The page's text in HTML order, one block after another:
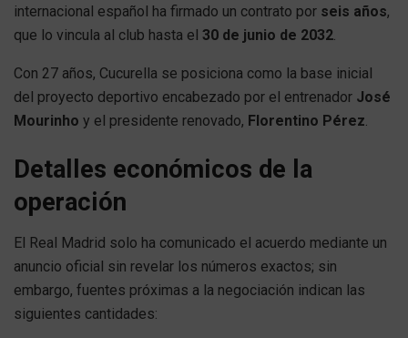
internacional español ha firmado un contrato por seis años,
que lo vincula al club hasta el 30 de junio de 2032
Con 27 años, Cucurella se posiciona como la base inicial
del proyecto deportivo encabezado por el entrenador José
Mourinho y el presidente renovado, Florentino Pérez
Detalles económicos de la
operación
El Real Madrid solo ha comunicado el acuerdo mediante un
anuncio oficial sin revelar los números exactos; sin
embargo, fuentes próximas a la negociación indican las
siguientes cantidades: